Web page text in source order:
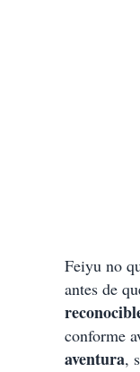
Feiyu no
antes de
conforme
aventura,